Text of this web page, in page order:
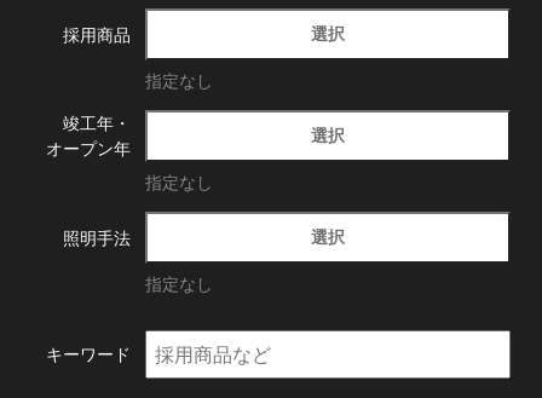
採用商品 選択
指定なし
竣工年・
オープン年
選択
指定なし
照明手法 選択
指定なし
キーワード